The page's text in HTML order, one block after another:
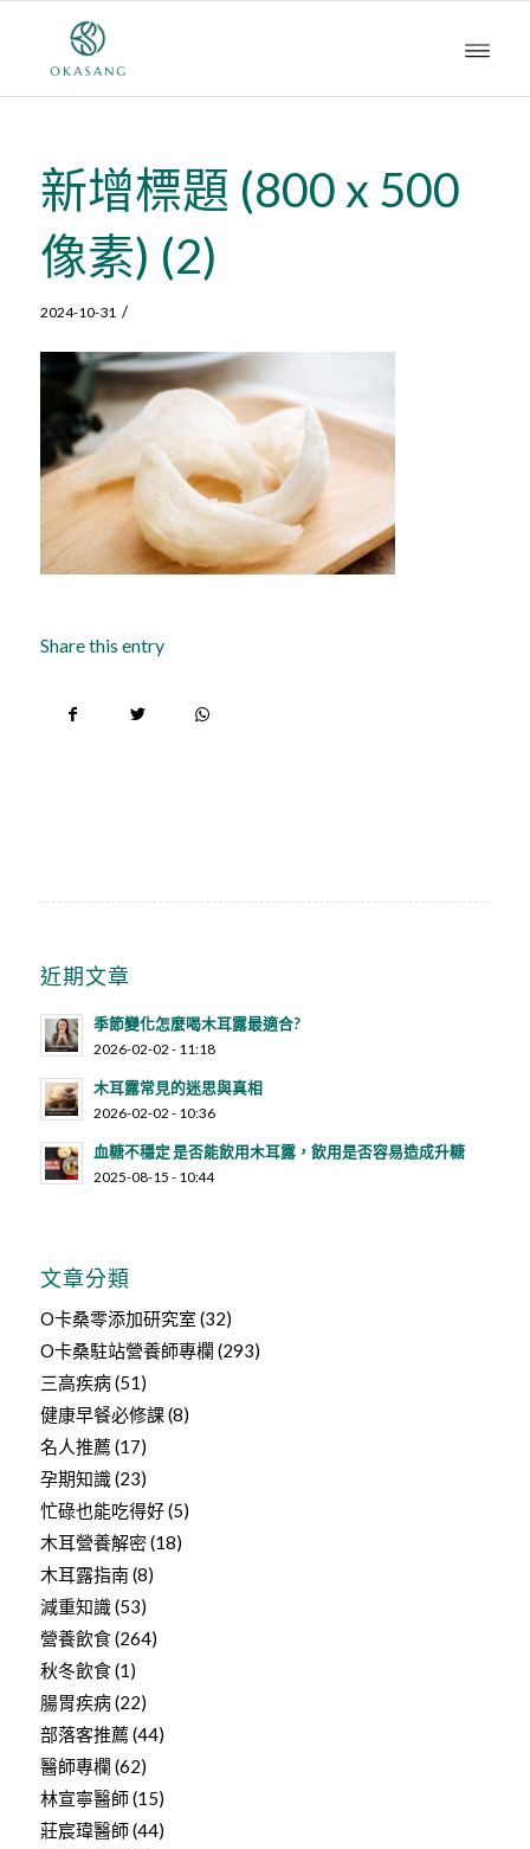
新增標題 (800 x 500
像素) (2)
2024-10-31 /
Share this entry
近期文章
季節變化怎麼喝木耳露最適合?
2026-02-02 - 11:18
木耳露常見的迷思與真相
2026-02-02 - 10:36
血糖不穩定 是否能飲用木耳露，飲用是否容易造成升糖
2025-08-15 - 10:44
文章分類
O卡桑零添加研究室 (32)
O卡桑駐站營養師專欄 (293)
三高疾病(51)
健康早餐必修課(8)
名人推薦 (17)
孕期知識(23)
忙碌也能吃得好(5)
木耳營養解密(18)
木耳露指南(8)
減重知識(53)
營養飲食(264)
秋冬飲食(1)
腸胃疾病(22)
部落客推薦 (44)
醫師專欄 (62)
林宣寧醫師(15)
莊宸瑋醫師(44)